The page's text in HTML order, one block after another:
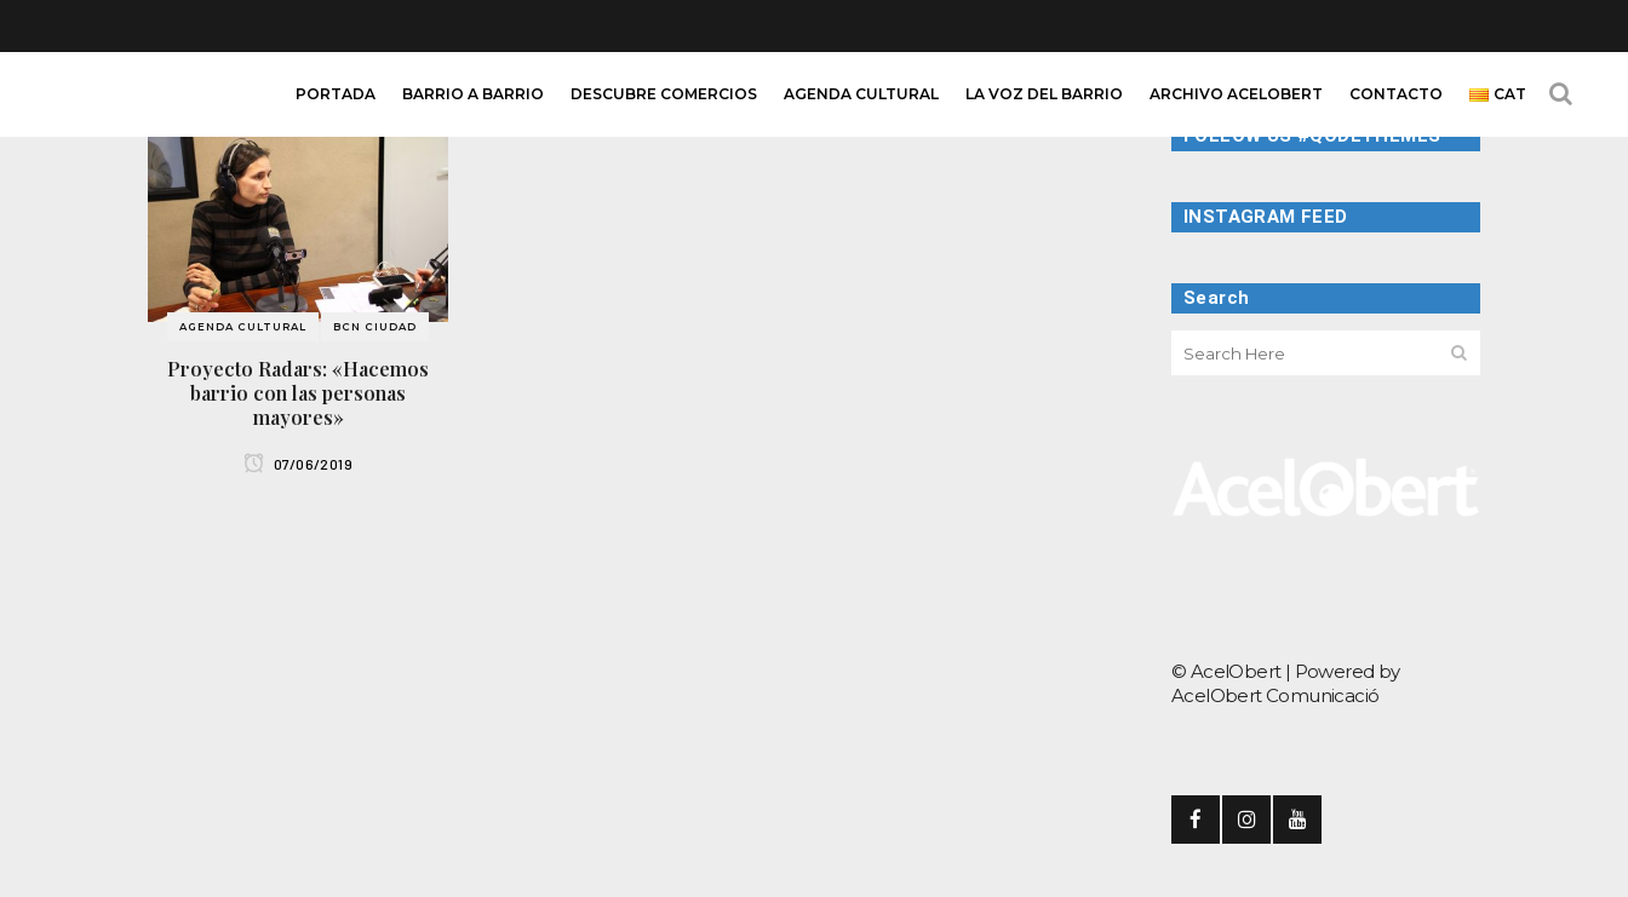
PORTADA BARRIO A BARRIO DESCUBRE COMERCIOS AGENDA CULTURAL LA VOZ DEL BARRIO ARCHIVO ACELOBERT CONTACTO CAT
AGENDA CULTURAL BCN CIUDAD
Proyecto Radars: «Hacemos
barrio con las personas
mayores»
07/06/2019
FOLLOW US #QODETHEMES
INSTAGRAM FEED
Search
© AcelObert | Powered by
AcelObert Comunicació